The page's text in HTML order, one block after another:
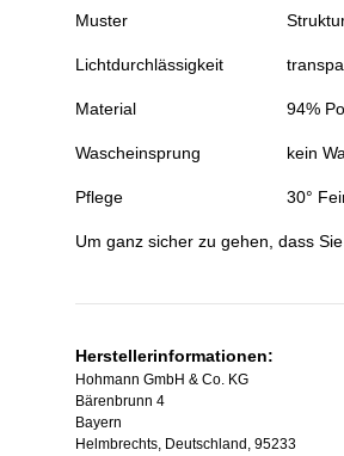
Muster
Lichtdurchlässigkeit
Material 94%
Wascheinsprung kein
Pflege 30°
Um ganz sicher zu gehen, dass
Herstellerinformationen:
Hohmann GmbH & Co. KG
Bärenbrunn 4
Bayern
Helmbrechts, Deutschland, 95233